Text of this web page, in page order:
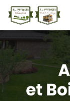
Aller
au
contenu
principal